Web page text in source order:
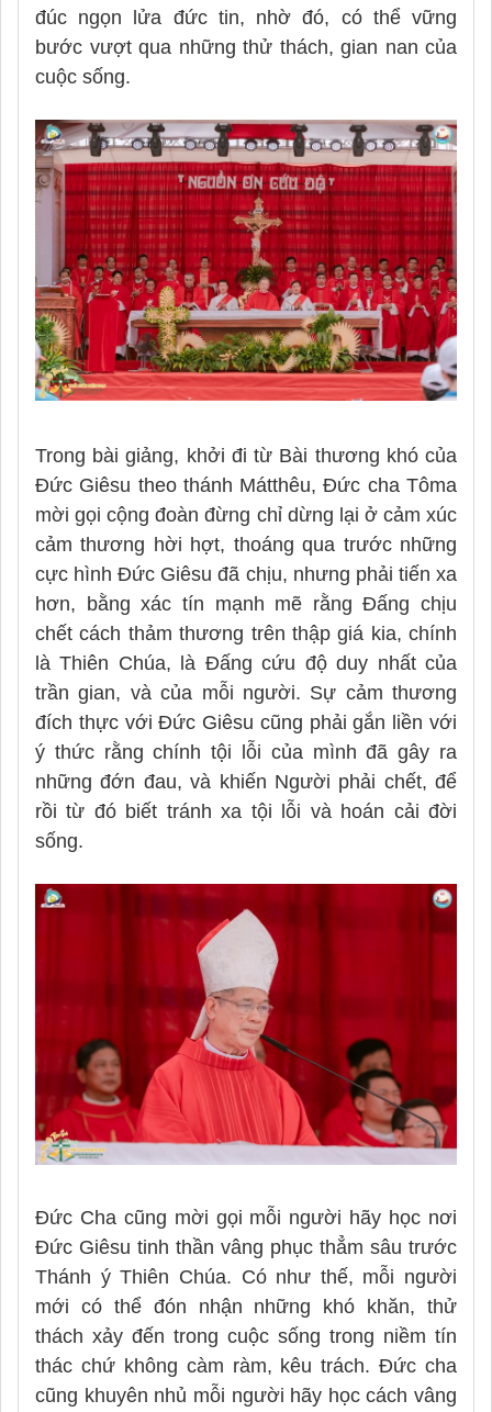
đúc ngọn lửa đức tin, nhờ đó, có thể vững
bước vượt qua những thử thách, gian nan của
cuộc sống.
Trong bài giảng, khởi đi từ Bài thương khó của
Đức Giêsu theo thánh Mátthêu, Đức cha Tôma
mời gọi cộng đoàn đừng chỉ dừng lại ở cảm xúc
cảm thương hời hợt, thoáng qua trước những
cực hình Đức Giêsu đã chịu, nhưng phải tiến xa
hơn, bằng xác tín mạnh mẽ rằng Đấng chịu
chết cách thảm thương trên thập giá kia, chính
là Thiên Chúa, là Đấng cứu độ duy nhất của
trần gian, và của mỗi người. Sự cảm thương
đích thực với Đức Giêsu cũng phải gắn liền với
ý thức rằng chính tội lỗi của mình đã gây ra
những đớn đau, và khiến Người phải chết, để
rồi từ đó biết tránh xa tội lỗi và hoán cải đời
sống.
Đức Cha cũng mời gọi mỗi người hãy học nơi
Đức Giêsu tinh thần vâng phục thẳm sâu trước
Thánh ý Thiên Chúa. Có như thế, mỗi người
mới có thể đón nhận những khó khăn, thử
thách xảy đến trong cuộc sống trong niềm tín
thác chứ không càm ràm, kêu trách. Đức cha
cũng khuyên nhủ mỗi người hãy học cách vâng